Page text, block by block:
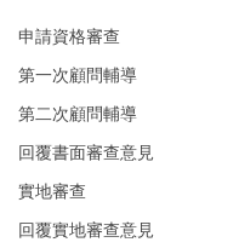
申請資格審查
第一次顧問輔導
第二次顧問輔導
回覆書面審查意見
實地審查
回覆實地審查意見